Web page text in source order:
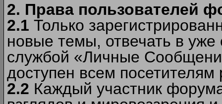
2. Права пользователей
2.1 Только
новые темы, отвечать в
службой «Личные
доступен всем посетителям
2.2 Каждый участник